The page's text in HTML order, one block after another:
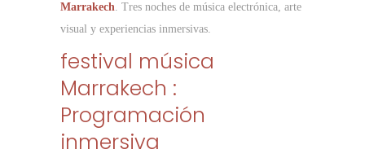
Marrakech. Tres noches de música electrónica, arte
visual y experiencias inmersivas.
festival música
Marrakech :
Programación
inmersiva